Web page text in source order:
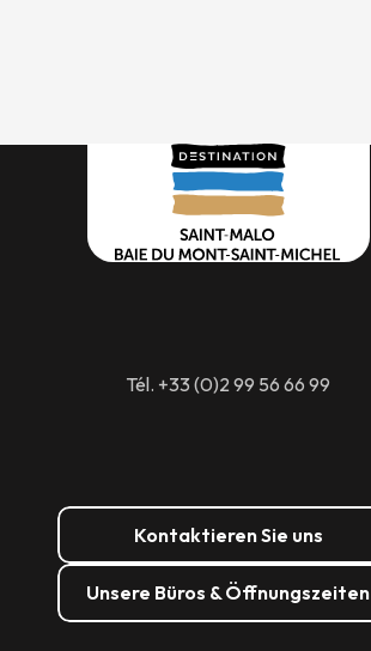
Tél. +33 (0)2 99 56 66 99
Kontaktieren Sie uns
Unsere Büros & Öffnungszeiten